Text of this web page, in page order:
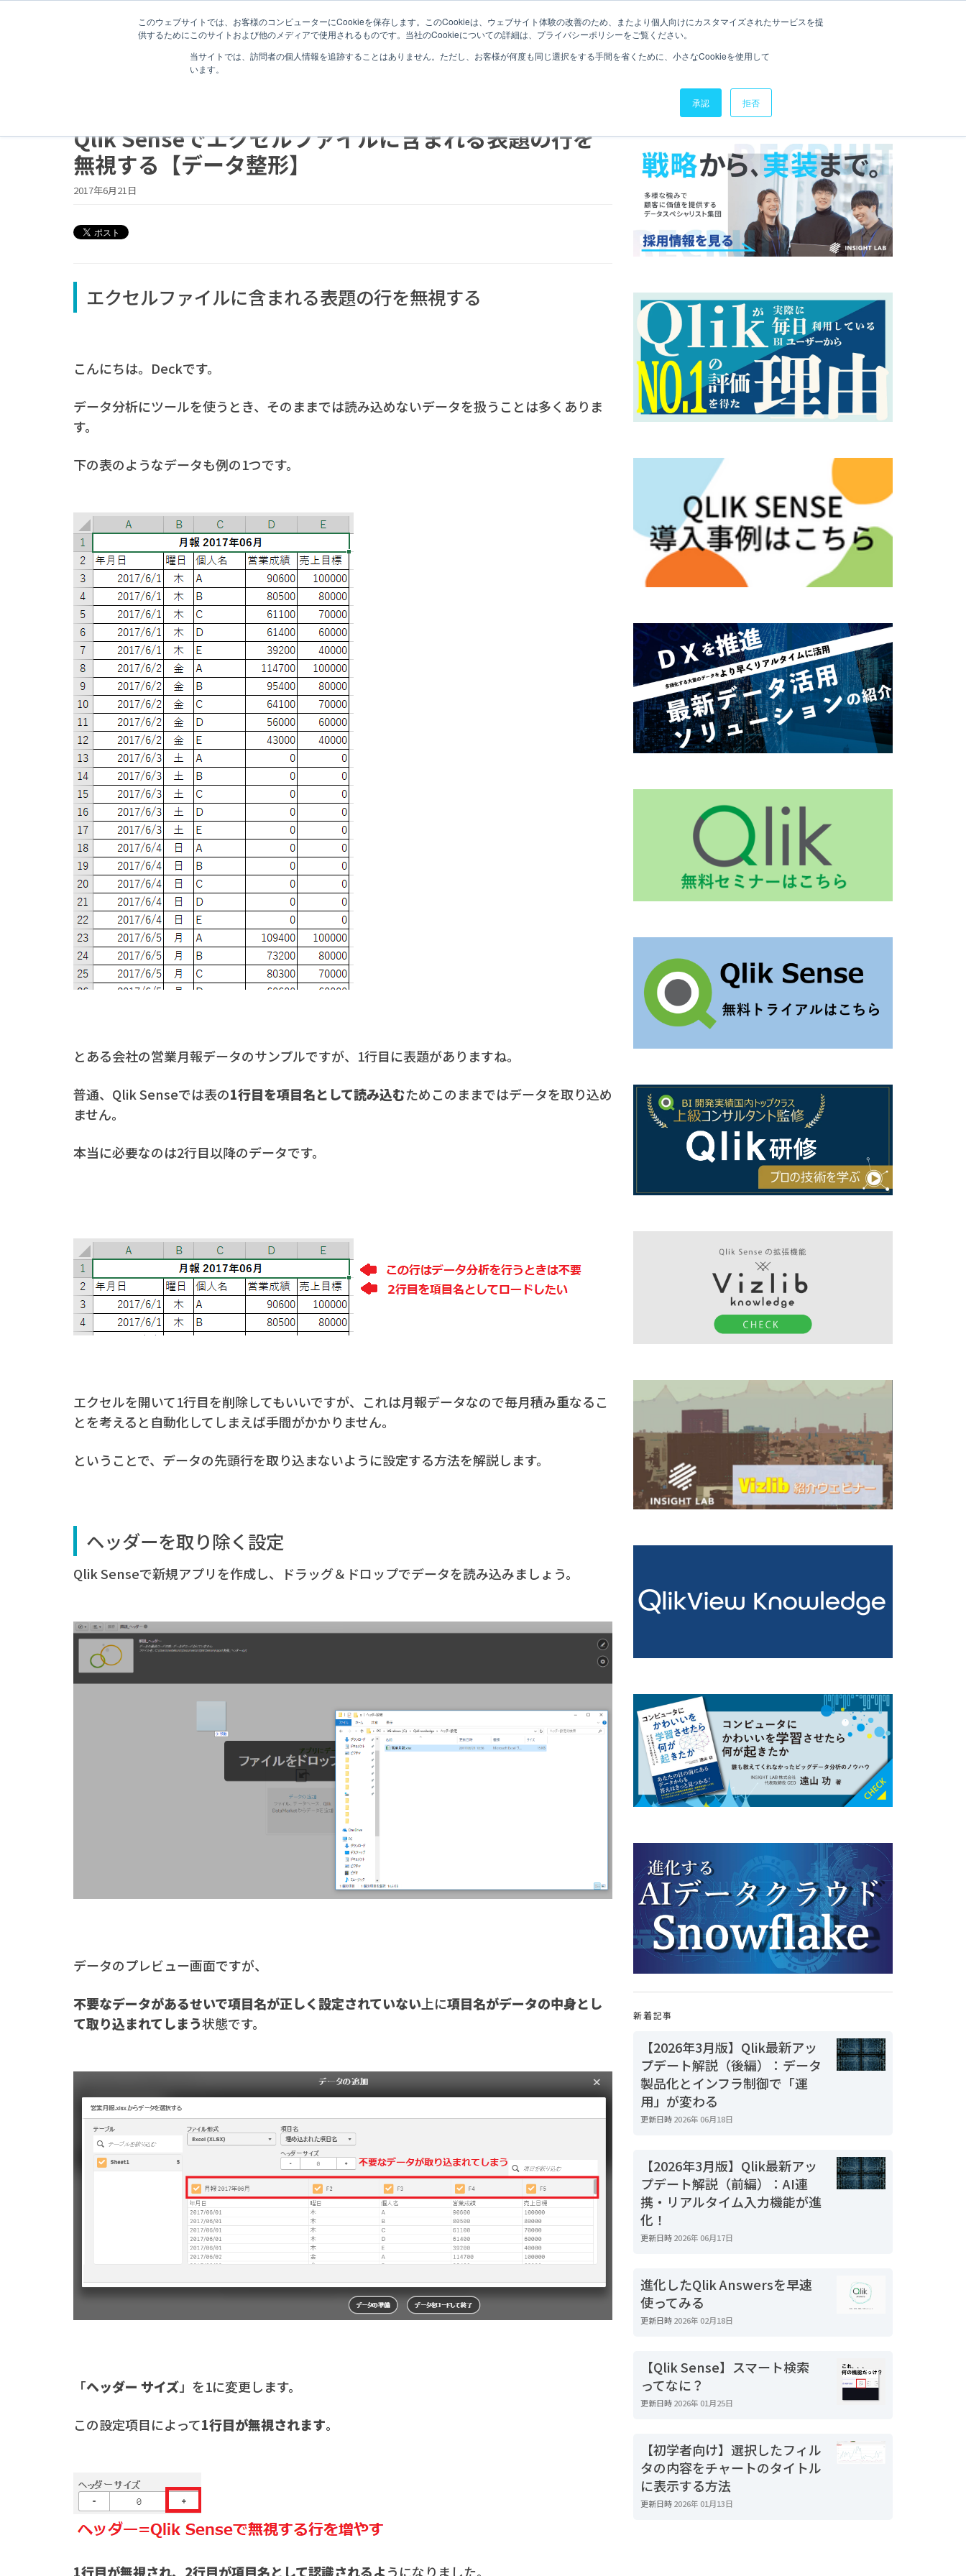
このウェブサイトでは、お客様のコンピューターにCookieを保存します。このCookieは、ウェブサイト体験の改善のため、またより個人向けにカスタマイズされたサービスを提
供するためにこのサイトおよび他のメディアで使用されるものです。当社のCookieについての詳細は、プライバシーポリシーをご覧ください。
当サイトでは、訪問者の個人情報を追跡することはありません。ただし、お客様が何度も同じ選択をする手間を省くために、小さなCookieを使用して
います。
承認 拒否
QLIK SENSEとは QLIK SENSEナレッジ セミナー QLIK SENSE道場 お役立ち資料
Qlik Senseでエクセルファイルに含まれる表題の行を
無視する【データ整形】
2017年6月21日
エクセルファイルに含まれる表題の行を無視する
こんにちは。Deckです。
データ分析にツールを使うとき、そのままでは読み込めないデータを扱うことは多くありま
す。
下の表のようなデータも例の1つです。
とある会社の営業月報データのサンプルですが、1行目に表題がありますね。
普通、Qlik Senseでは表の1行目を項目名として読み込むためこのままではデータを取り込め
ません。
本当に必要なのは2行目以降のデータです。
エクセルを開いて1行目を削除してもいいですが、これは月報データなので毎月積み重なるこ
とを考えると自動化してしまえば手間がかかりません。
ということで、データの先頭行を取り込まないように設定する方法を解説します。
ヘッダーを取り除く設定
Qlik Senseで新規アプリを作成し、ドラッグ＆ドロップでデータを読み込みましょう。
データのプレビュー画面ですが、
不要なデータがあるせいで項目名が正しく設定されていない 上に項目名がデータの中身とし
て取り込まれてしまう状態です。
「ヘッダー サイズ」を1に変更します。
この設定項目によって1行目が無視されます。
1行目が無視され、2行目が項目名として認識されるようになりました。
新着記事
【2026年3月版】Qlik最新アッ
プデート解説（後編）：データ
製品化とインフラ制御で「運
用」が変わる
更新日時2026年 06月18日
【2026年3月版】Qlik最新アッ
プデート解説（前編）：AI連
携・リアルタイム入力機能が進
化！
更新日時2026年 06月17日
進化したQlik Answersを早速
使ってみる
更新日時2026年 02月18日
【Qlik Sense】スマート検索
ってなに？
更新日時2026年 01月25日
【初学者向け】選択したフィル
タの内容をチャートのタイトル
に表示する方法
更新日時2026年 01月13日